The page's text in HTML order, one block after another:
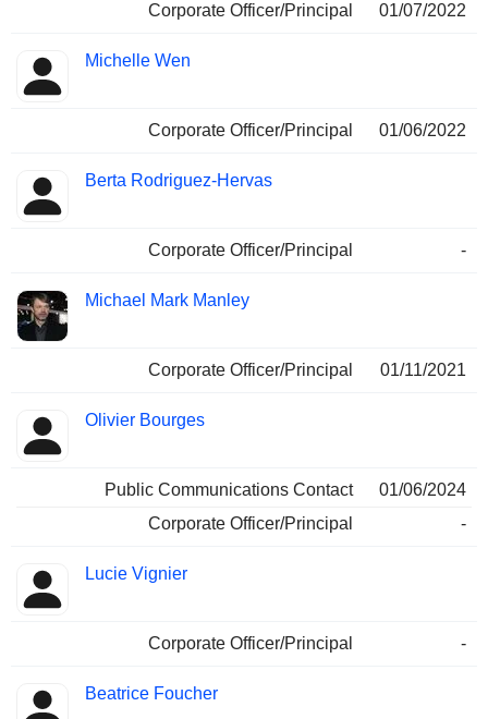
Corporate Officer/Principal 01/07/2022
Michelle Wen
Corporate Officer/Principal 01/06/2022
Berta Rodriguez-Hervas
Corporate Officer/Principal -
Michael Mark Manley
Corporate Officer/Principal 01/11/2021
Olivier Bourges
Public Communications Contact
01/06/2024
Corporate Officer/Principal
-
Lucie Vignier
Corporate Officer/Principal -
Beatrice Foucher